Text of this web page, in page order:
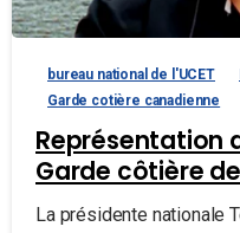
bureau national de l'UCET
Garde cotière canadienne
Représentation
Garde côtière
La présidente nationale